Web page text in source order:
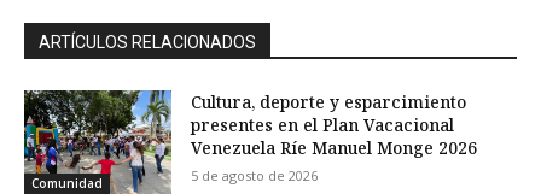
ARTÍCULOS RELACIONADOS
Comunidad
Cultura, deporte y esparcimiento
presentes en el Plan Vacacional
Venezuela Ríe Manuel Monge 2026
5 de agosto de 2026